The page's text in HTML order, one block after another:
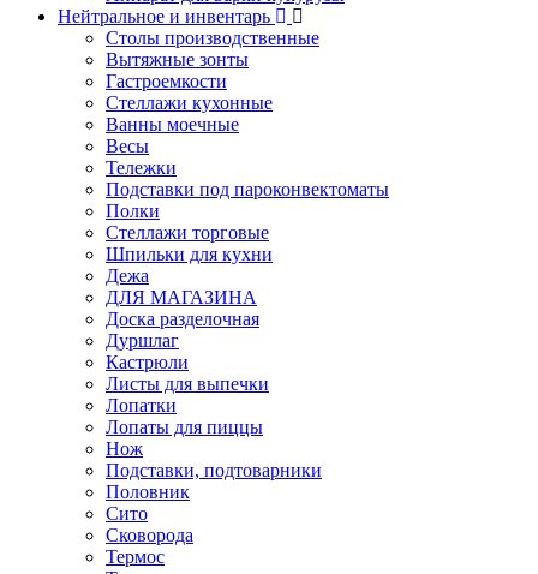
Нейтральное и инвентарь
Столы производственные
Вытяжные зонты
Гастроемкости
Стеллажи кухонные
Ванны моечные
Весы
Тележки
Подставки под пароконвектоматы
Полки
Стеллажи торговые
Шпильки для кухни
Дежа
ДЛЯ МАГАЗИНА
Доска разделочная
Дуршлаг
Кастрюли
Листы для выпечки
Лопатки
Лопаты для пиццы
Нож
Подставки, подтоварники
Половник
Сито
Сковорода
Термос